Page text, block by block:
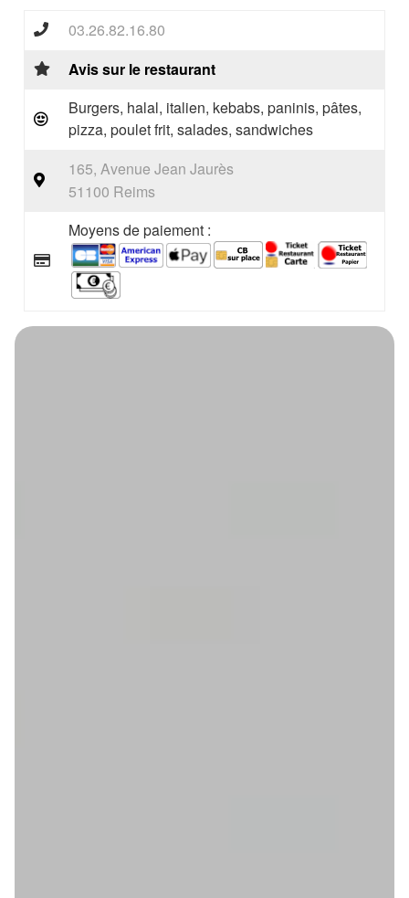
03.26.82.16.80
Avis sur le restaurant
Burgers, halal, italien, kebabs, paninis, pâtes,
pizza, poulet frit, salades, sandwiches
165, Avenue Jean Jaurès
51100 Reims
Moyens de paiement :